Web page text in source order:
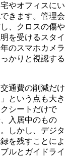
やオフィスにい
きます。管理会
、クロスの傷や
を受けるスタイ
のスマホカメラ
かりと視認する
通費の削減だけ
という点も大き
シートだけで
入居中のもの
しかし、デジタ
を残すことによ
ルとガイドライ